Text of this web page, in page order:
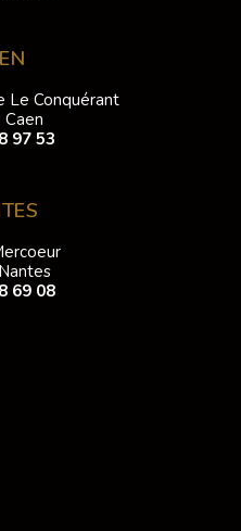
Le Conquérant
97 53
69 08